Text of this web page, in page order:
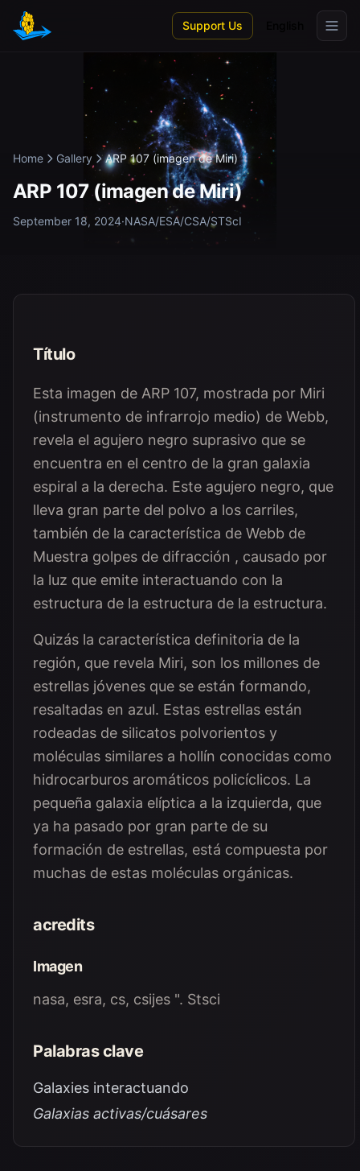
Skip to main content
Support Us
Home Gallery ARP 107 (imagen de Miri)
ARP 107 (imagen de Miri)
September 18, 2024·NASA/ESA/CSA/STScI
Título
Esta imagen de ARP 107, mostrada por Miri
(instrumento de infrarrojo medio) de Webb,
revela el agujero negro suprasivo que se
encuentra en el centro de la gran galaxia
espiral a la derecha. Este agujero negro, que
lleva gran parte del polvo a los carriles,
también de la característica de Webb de
Muestra golpes de difracción , causado por
la luz que emite interactuando con la
estructura de la estructura de la estructura.
Quizás la característica definitoria de la
región, que revela Miri, son los millones de
estrellas jóvenes que se están formando,
resaltadas en azul. Estas estrellas están
rodeadas de silicatos polvorientos y
moléculas similares a hollín conocidas como
hidrocarburos aromáticos policíclicos. La
pequeña galaxia elíptica a la izquierda, que
ya ha pasado por gran parte de su
formación de estrellas, está compuesta por
muchas de estas moléculas orgánicas.
acredits
Imagen
nasa, esra, cs, csijes ". Stsci
Palabras clave
Galaxies interactuando
Galaxias activas/cuásares